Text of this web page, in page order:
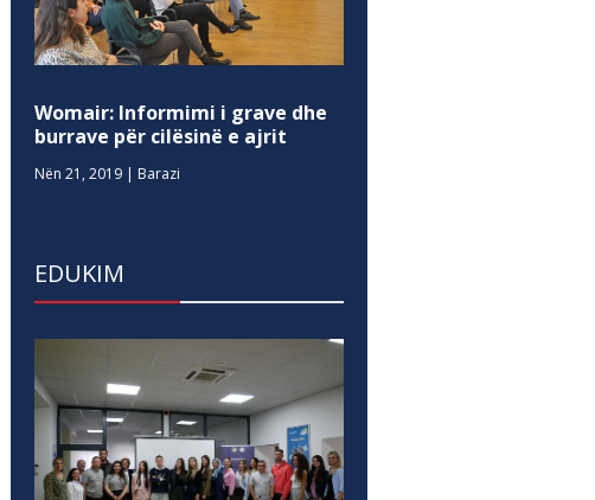
Womair: Informimi i grave dhe
burrave për cilësinë e ajrit
Nën 21, 2019 | Barazi
EDUKIM